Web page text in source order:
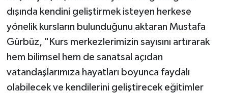
dışında kendini geliştirmek isteyen herkese
yönelik kursların bulunduğunu aktaran Mustafa
Gürbüz, "Kurs merkezlerimizin sayısını artırarak
hem bilimsel hem de sanatsal açıdan
vatandaşlarımıza hayatları boyunca faydalı
olabilecek ve kendilerini geliştirecek eğitimler